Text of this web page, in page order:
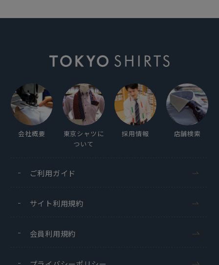
会社概要
東京シャツに
ついて
採用情報 店舗検索
ご利用ガイド
サイト利用規約
会員利用規約